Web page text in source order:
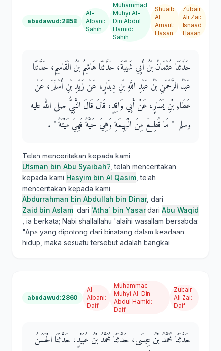
abudawud:2858
Al-
Albani:
Sahih
Muhammad
Muhyi Al-
Din Abdul
Hamid:
Sahih
Shuaib
Al
Arnaut:
Hasan
Zubair
Ali Zai:
Isnaad
Hasan
حَدَّثَنَا عُثْمَانُ بْنُ أَبِي شَيْبَةَ، حَدَّثَنَا هَاشِمُ بْنُ الْقَاسِمِ، حَدَّثَنَا
عَبْدُ الرَّحْمَنِ بْنُ عَبْدِ اللَّهِ بْنِ دِينَارٍ، عَنْ زَيْدِ بْنِ أَسْلَمَ، عَنْ
عَطَاءِ بْنِ يَسَارٍ، عَنْ أَبِي وَاقِدٍ، قَالَ قَالَ النَّبِيُّ صلى الله عليه
وسلم ‏ "‏ مَا قُطِعَ مِنَ الْبَهِيمَةِ وَهِيَ حَيَّةٌ فَهِيَ مَيْتَةٌ ‏"‏ ‏.‏
Telah menceritakan kepada kami
Utsman bin Abu Syaibah? , telah menceritakan
kepada kami Hasyim bin Al Qasim , telah
menceritakan kepada kami
Abdurrahman bin Abdullah bin Dinar, dari
Zaid bin Aslam , dari 'Atha` bin Yasardari Abu Waqid
, ia berkata; Nabi shallallahu 'alaihi wasallam bersabda:
"Apa yang dipotong dari binatang dalam keadaan
hidup, maka sesuatu tersebut adalah bangkai
abudawud:2860
Al-
Albani:
Daif
Muhammad
Muhyi Al-Din
Abdul Hamid:
Daif
Zubair
Ali Zai:
Daif
حَدَّثَنَا مُحَمَّدُ بْنُ عِيسَى، حَدَّثَنَا مُحَمَّدُ بْنُ عُبَيْدٍ، حَدَّثَنَا الْحَسَنُ